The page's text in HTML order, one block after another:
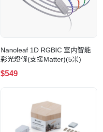
Nanoleaf 1D RGBIC 室内智能
彩光燈條(支援Matter)(5米)
$549